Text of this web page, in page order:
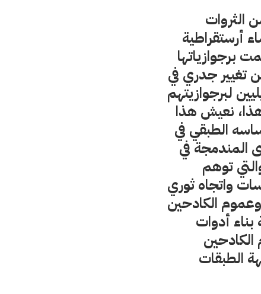
الثروات
أرستقراطية
برجوازياتها
تغيير جدري في
لبرجوازيتهم
هذا، نعيش هذا
الطبقي في
المندمجة في
توهم
واتجاه ثوري
الكادحين
أدوات
الكادحين
الطبقات